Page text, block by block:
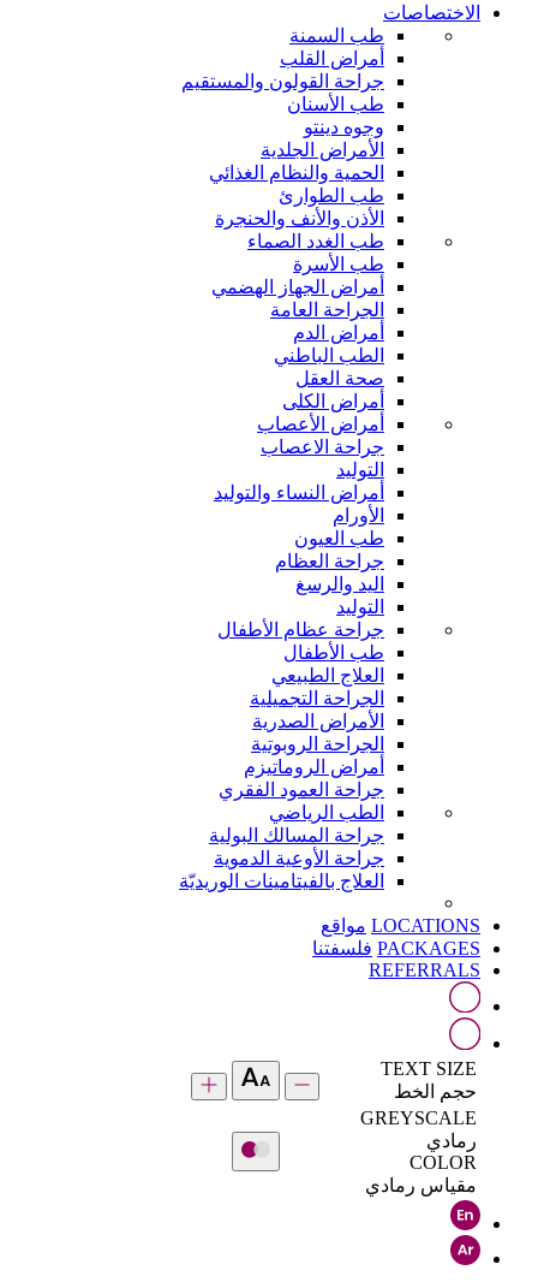
الاختصاصات
طب السمنة
أمراض القلب
جراحة القولون والمستقيم
طب الأسنان
وجوه دينتو
الأمراض الجلدية
الحمية والنظام الغذائي
طب الطوارئ
الأذن والأنف والحنجرة
طب الغدد الصماء
طب الأسرة
أمراض الجهاز الهضمي
الجراحة العامة
أمراض الدم
الطب الباطني
صحة العقل
أمراض الكلى
أمراض الأعصاب
جراحة الاعصاب
التوليد
أمراض النساء والتوليد
الأورام
طب العيون
جراحة العظام
اليد والرسغ
التوليد
جراحة عظام الأطفال
طب الأطفال
العلاج الطبيعي
الجراحة التجميلية
الأمراض الصدرية
الجراحة الروبوتية
أمراض الروماتيزم
جراحة العمود الفقري
الطب الرياضي
جراحة المسالك البولية
جراحة الأوعية الدموية
العلاج بالفيتامينات الوريديّة
LOCATIONS مواقع
PACKAGES فلسفتنا
REFERRALS
TEXT SIZE
حجم الخط
GREYSCALE
رمادي
COLOR
مقياس رمادي